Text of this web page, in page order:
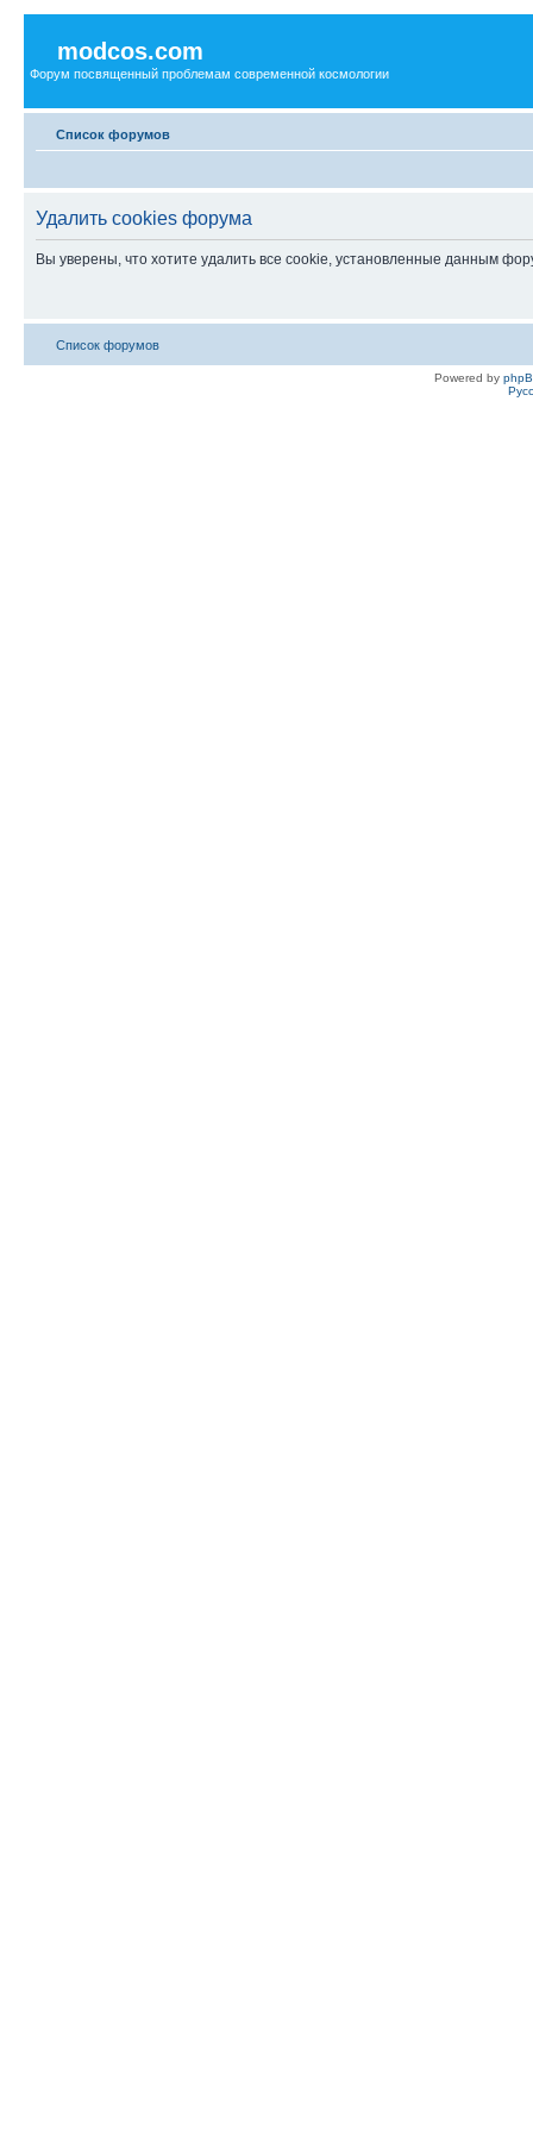
modcos.com
Форум посвященный проблемам современной космологии
Список форумов
Удалить cookies форума
Вы уверены, что хотите удалить все cookie, установленные данным
Список форумов
Powered by